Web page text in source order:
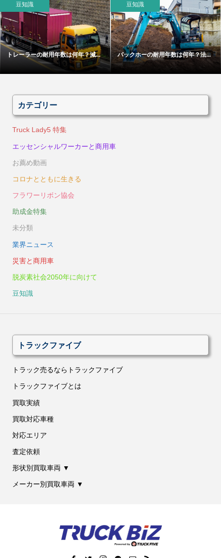
豆知識
トレーラーの耐用年数は何年？減...
豆知識
バックホーの耐用年数は何年？法...
カテゴリー
Truck Lady5 特集
エッセンシャルワーカーと商用車
お薦め動画
コロナとともに生きる
フラワーリボン協会
助成金特集
未分類
業界ニュース
災害と商用車
脱炭素社会2050年に向けて
豆知識
トラックファイブ
トラック売るならトラックファイブ
トラックファイブとは
買取実績
買取対応車種
対応エリア
査定依頼
形状別買取車両 ▼
メーカー別買取車両 ▼